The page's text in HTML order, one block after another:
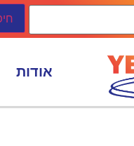
אודות